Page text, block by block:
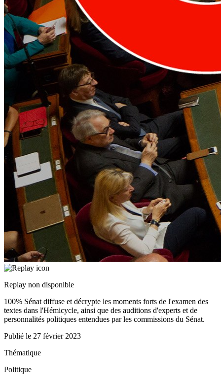
Replay non disponible
100% Sénat diffuse et décrypte les moments forts de l'examen des
textes dans l'Hémicycle, ainsi que des auditions d'experts et de
personnalités politiques entendues par les commissions du Sénat.
Publié le 27 février 2023
Thématique
Politique